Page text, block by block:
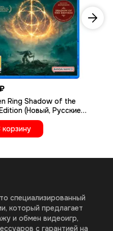
Ring Shadow of the
(Новый, Русские
PPSA-04609)
корзину
специализированный
который предлагает
и обмен видеоигр,
с гарантией на